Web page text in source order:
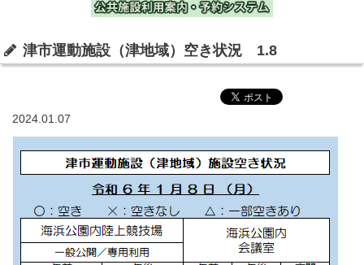
津市運動施設（津地域）空き状況 1.8
2024.01.07